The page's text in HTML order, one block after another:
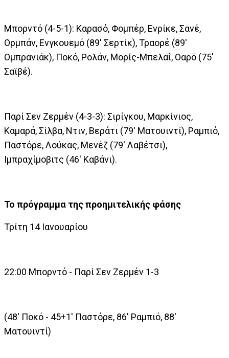
Μπορντό (4-5-1): Καρασό, Φομπέρ, Ενρίκε, Σανέ,
Ορμπάν, Ενγκουεμό (89' Σερτίκ), Τραορέ (89'
Ομπρανιάκ), Ποκό, Ρολάν, Μορίς-Μπελαΐ, Οαρό (75'
Σαϊβέ).
Παρί Σεν Ζερμέν (4-3-3): Σιρίγκου, Μαρκίνιος,
Καμαρά, Σίλβα, Ντιν, Βεράτι (79' Ματουιντί), Ραμπιό,
Παστόρε, Λούκας, Μενέζ (79' Λαβέτσι),
Ιμπραχίμοβιτς (46' Καβάνι).
Το πρόγραμμα της προημιτελικής φάσης
Τρίτη 14 Ιανουαρίου
22:00 Μπορντό - Παρί Σεν Ζερμέν 1-3
(48' Ποκό - 45+1' Παστόρε, 86' Ραμπιό, 88'
Ματουιντί)